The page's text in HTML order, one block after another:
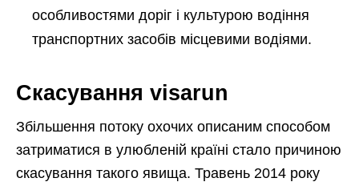
особливостями доріг і культурою водіння
транспортних засобів місцевими водіями.
Скасування visarun
Збільшення потоку охочих описаним способом
затриматися в улюбленій країні стало причиною
скасування такого явища. Травень 2014 року